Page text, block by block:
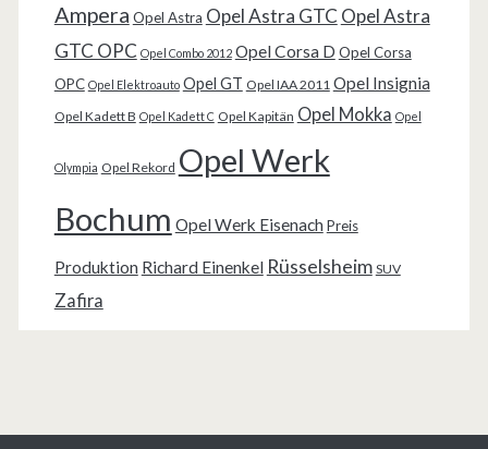
Ampera Opel Astra Opel Astra GTC Opel Astra
GTC OPC Opel Combo 2012 Opel Corsa D Opel Corsa
OPC Opel Elektroauto Opel GT Opel IAA 2011 Opel Insignia
Opel Kadett B Opel Kadett C Opel Kapitän Opel Mokka Opel
Olympia Opel Rekord Opel Werk
Bochum Opel Werk Eisenach Preis
Produktion Richard Einenkel Rüsselsheim SUV
Zafira